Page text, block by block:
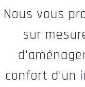
Nous vous
sur
confort d’un